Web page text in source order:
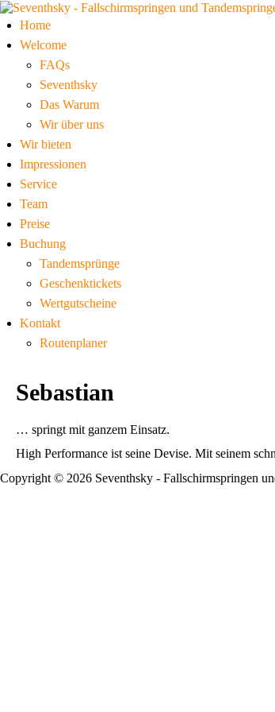
Home
Welcome
FAQs
Seventhsky
Das Warum
Wir über uns
Wir bieten
Impressionen
Service
Team
Preise
Buchung
Tandemsprünge
Geschenktickets
Wertgutscheine
Kontakt
Routenplaner
Sebastian
… springt mit ganzem Einsatz.
High Performance ist seine Devise. Mit seinem
Copyright © 2026 Seventhsky - Fallschirmspringen